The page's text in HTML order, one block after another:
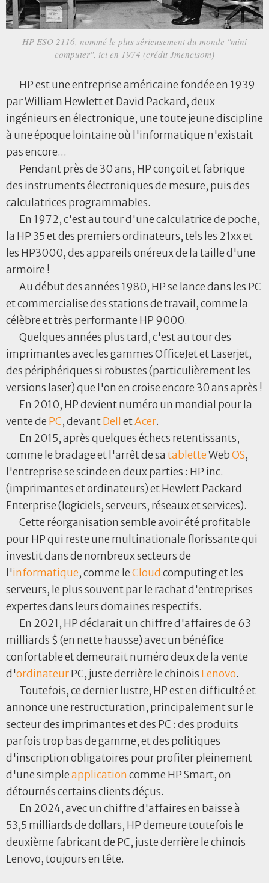
HP ESO 2116, nommé le plus sérieusement du monde "mini
computer", ici en 1974 (crédit Jmencisom)
HP est une entreprise américaine fondée en 1939
par William Hewlett et David Packard, deux
ingénieurs en électronique, une toute jeune discipline
à une époque lointaine où l'informatique n'existait
pas encore...
Pendant près de 30 ans, HP conçoit et fabrique
des instruments électroniques de mesure, puis des
calculatrices programmables.
En 1972, c'est au tour d'une calculatrice de poche,
la HP 35 et des premiers ordinateurs, tels les 21xx et
les HP3000, des appareils onéreux de la taille d'une
armoire !
Au début des années 1980, HP se lance dans les PC
et commercialise des stations de travail, comme la
célèbre et très performante HP 9000.
Quelques années plus tard, c'est au tour des
imprimantes avec les gammes OfficeJet et Laserjet,
des périphériques si robustes (particulièrement les
versions laser) que l'on en croise encore 30 ans après !
En 2010, HP devient numéro un mondial pour la
vente de PC, devantDell etAcer.
En 2015, après quelques échecs retentissants,
comme le bradage et l'arrêt de sa tabletteWebOS,
l'entreprise se scinde en deux parties : HP inc.
(imprimantes et ordinateurs) et Hewlett Packard
Enterprise (logiciels, serveurs, réseaux et services).
Cette réorganisation semble avoir été profitable
pour HP qui reste une multinationale florissante qui
investit dans de nombreux secteurs de
l'informatique, comme leCloud computing et les
serveurs, le plus souvent par le rachat d'entreprises
expertes dans leurs domaines respectifs.
En 2021, HP déclarait un chiffre d'affaires de 63
milliards $ (en nette hausse) avec un bénéfice
confortable et demeurait numéro deux de la vente
d'ordinateurPC, juste derrière le chinois Lenovo.
Toutefois, ce dernier lustre, HP est en difficulté et
annonce une restructuration, principalement sur le
secteur des imprimantes et des PC : des produits
parfois trop bas de gamme, et des politiques
d'inscription obligatoires pour profiter pleinement
d'une simpleapplicationcomme HP Smart, on
détournés certains clients déçus.
En 2024, avec un chiffre d'affaires en baisse à
53,5 milliards de dollars, HP demeure toutefois le
deuxième fabricant de PC, juste derrière le chinois
Lenovo, toujours en tête.